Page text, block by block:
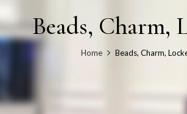
Beads, Charm,
Home Beads, Charm,